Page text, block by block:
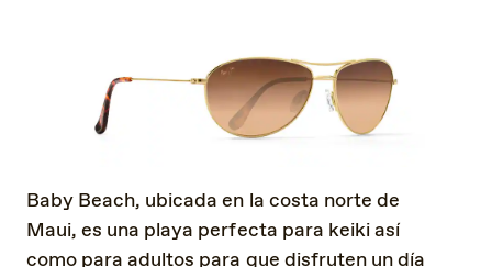
Baby Beach, ubicada en la costa norte de
Maui, es una playa perfecta para keiki así
como para adultos para que disfruten un día